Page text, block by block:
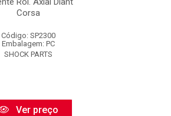
Corsa
Código: SP2300
Embalagem: PC
SHOCK PARTS
Ver preço